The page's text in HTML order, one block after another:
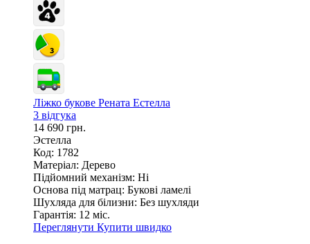
Ліжко букове Рената Естелла
3 відгука
14 690 грн.
Эстелла
Код: 1782
Матеріал: Дерево
Підйомний механізм: Ні
Основа під матрац: Букові ламелі
Шухляда для білизни: Без шухляди
Гарантія: 12 міс.
Переглянути Купити швидко